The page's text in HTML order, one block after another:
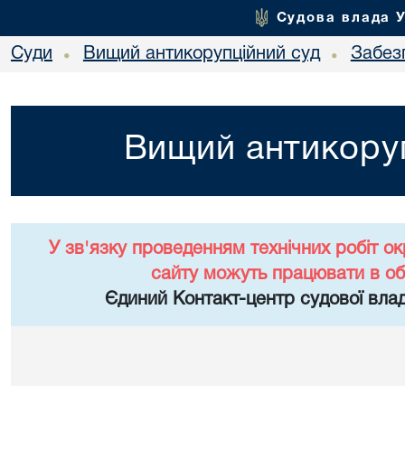
Судова влада
Суди • Вищий антикорупційний суд •
Вищий
У зв'язку проведенням технічних робіт
сайту можуть працювати в
Єдиний Контакт-центр судової